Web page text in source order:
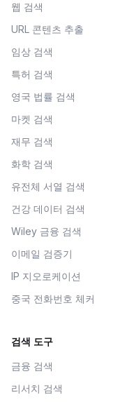
웹 검색
URL 콘텐츠 추출
임상 검색
특허 검색
영국 법률 검색
마켓 검색
재무 검색
화학 검색
유전체 서열 검색
건강 데이터 검색
Wiley 금융 검색
이메일 검증기
IP 지오로케이션
중국 전화번호 체커
검색 도구
금융 검색
리서치 검색